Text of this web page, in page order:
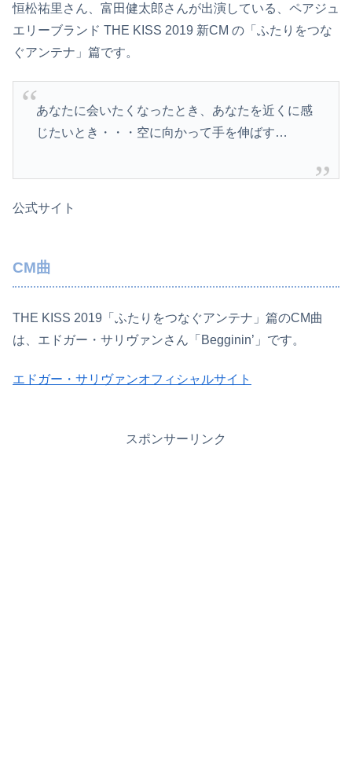
恒松祐里さん、富田健太郎さんが出演している、ペアジュ
エリーブランド THE KISS 2019 新CM の「ふたりをつな
ぐアンテナ」篇です。
あなたに会いたくなったとき、あなたを近くに感
じたいとき・・・空に向かって手を伸ばす…
公式サイト
CM曲
THE KISS 2019「ふたりをつなぐアンテナ」篇のCM曲
は、エドガー・サリヴァンさん「Begginin’」です。
エドガー・サリヴァンオフィシャルサイト
スポンサーリンク